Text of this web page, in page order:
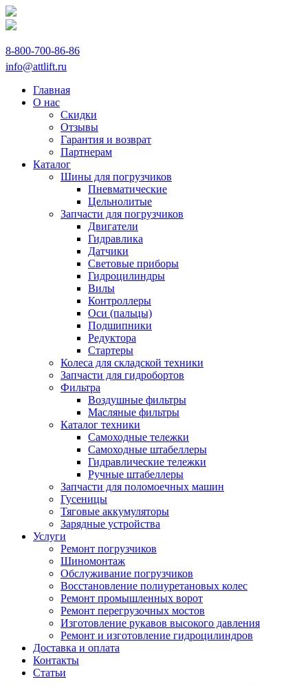
8-800-700-86-86
info@attlift.ru
Главная
О нас
Скидки
Отзывы
Гарантия и возврат
Партнерам
Каталог
Шины для погрузчиков
Пневматические
Цельнолитые
Запчасти для погрузчиков
Двигатели
Гидравлика
Датчики
Световые приборы
Гидроцилиндры
Вилы
Контроллеры
Оси (пальцы)
Подшипники
Редуктора
Стартеры
Колеса для складской техники
Запчасти для гидробортов
Фильтра
Воздушные фильтры
Масляные фильтры
Каталог техники
Самоходные тележки
Самоходные штабеллеры
Гидравлические тележки
Ручные штабеллеры
Запчасти для поломоечных машин
Гусеницы
Тяговые аккумуляторы
Зарядные устройства
Услуги
Ремонт погрузчиков
Шиномонтаж
Обслуживание погрузчиков
Восстановление полиуретановых колес
Ремонт промышленных ворот
Ремонт перегрузочных мостов
Изготовление рукавов высокого давления
Ремонт и изготовление гидроцилиндров
Доставка и оплата
Контакты
Статьи